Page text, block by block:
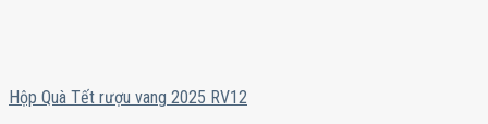
Hộp Quà Tết rượu vang 2025 RV12